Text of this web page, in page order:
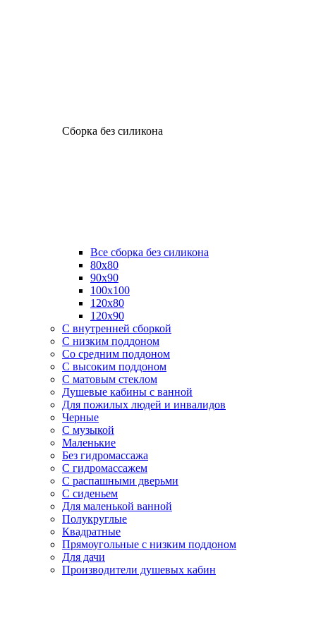
Сборка без силикона
Все сборка без силикона
80х80
90х90
100х100
120х80
120х90
С внутренней сборкой
C низким поддоном
Со средним поддоном
С высоким поддоном
С матовым стеклом
Душевые кабины с ванной
Для пожилых людей и инвалидов
Черные
С музыкой
Маленькие
Без гидромассажа
С гидромассажем
С распашными дверьми
С сиденьем
Для маленькой ванной
Полукруглые
Квадратные
Прямоугольные с низким поддоном
Для дачи
Производители душевых кабин